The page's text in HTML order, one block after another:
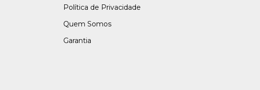
Política de Privacidade
Quem Somos
Garantia